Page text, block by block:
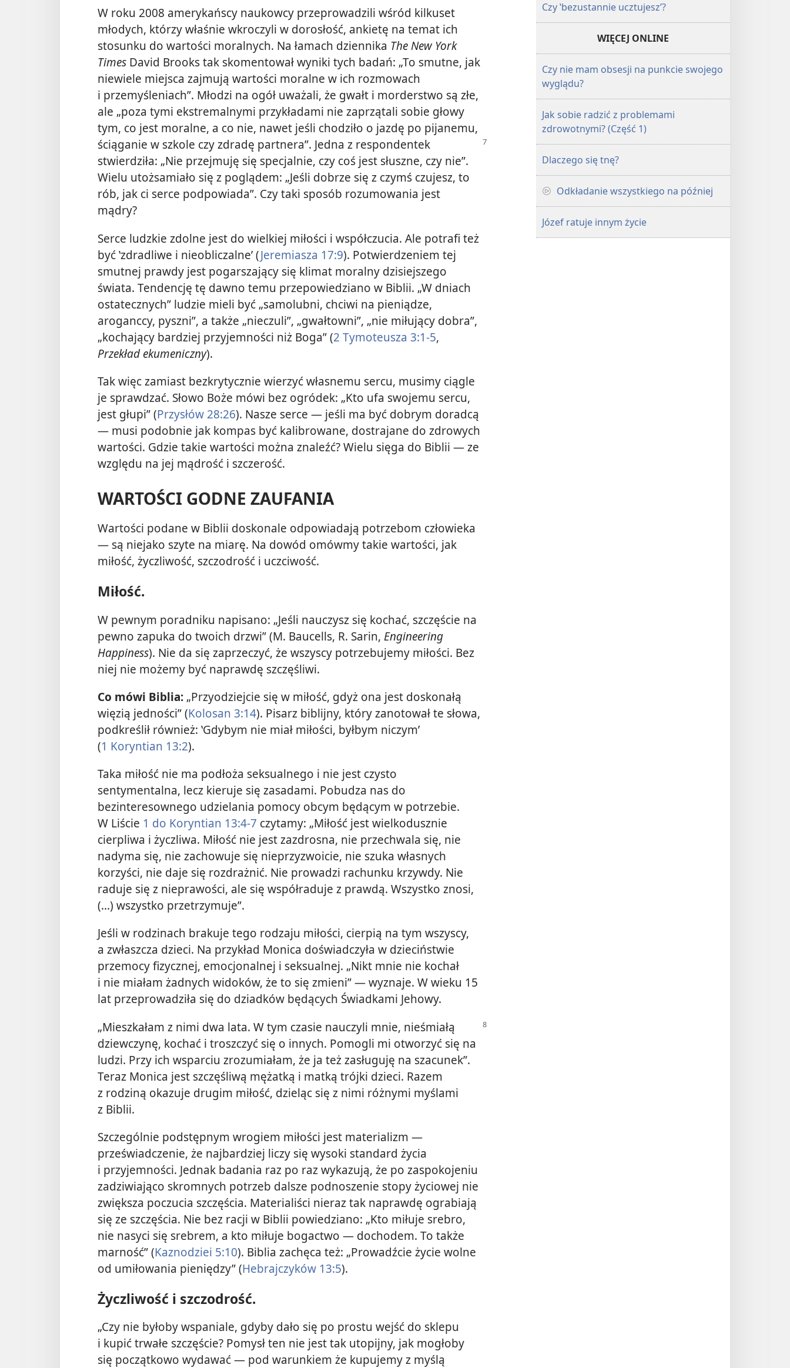
W roku 2008 amerykańscy naukowcy przeprowadzili wśród kilkuset
młodych, którzy właśnie wkroczyli w dorosłość, ankietę na temat ich
stosunku do wartości moralnych. Na łamach dziennika The New York
Times David Brooks tak skomentował wyniki tych badań: „To smutne, jak
niewiele miejsca zajmują wartości moralne w ich rozmowach
i przemyśleniach”. Młodzi na ogół uważali, że gwałt i morderstwo są złe,
ale „poza tymi ekstremalnymi przykładami nie zaprzątali sobie głowy
tym, co jest moralne, a co nie, nawet jeśli chodziło o jazdę po pijanemu,
ściąganie w szkole czy zdradę partnera”. Jedna z respondentek
stwierdziła: „Nie przejmuję się specjalnie, czy coś jest słuszne, czy nie”.
Wielu utożsamiało się z poglądem: „Jeśli dobrze się z czymś czujesz, to
rób, jak ci serce podpowiada”. Czy taki sposób rozumowania jest
mądry?
Serce ludzkie zdolne jest do wielkiej miłości i współczucia. Ale potrafi też
być ‛zdradliwe i nieobliczalne’ (Jeremiasza 17:9). Potwierdzeniem tej
smutnej prawdy jest pogarszający się klimat moralny dzisiejszego
świata. Tendencję tę dawno temu przepowiedziano w Biblii. „W dniach
ostatecznych” ludzie mieli być „samolubni, chciwi na pieniądze,
aroganccy, pyszni”, a także „nieczuli”, „gwałtowni”, „nie miłujący dobra”,
„kochający bardziej przyjemności niż Boga” (2 Tymoteusza 3:1-5,
Przekład ekumeniczny).
Tak więc zamiast bezkrytycznie wierzyć własnemu sercu, musimy ciągle
je sprawdzać. Słowo Boże mówi bez ogródek: „Kto ufa swojemu sercu,
jest głupi” (Przysłów 28:26). Nasze serce — jeśli ma być dobrym doradcą
— musi podobnie jak kompas być kalibrowane, dostrajane do zdrowych
wartości. Gdzie takie wartości można znaleźć? Wielu sięga do Biblii — ze
względu na jej mądrość i szczerość.
WARTOŚCI GODNE ZAUFANIA
Wartości podane w Biblii doskonale odpowiadają potrzebom człowieka
— są niejako szyte na miarę. Na dowód omówmy takie wartości, jak
miłość, życzliwość, szczodrość i uczciwość.
Miłość.
W pewnym poradniku napisano: „Jeśli nauczysz się kochać, szczęście na
pewno zapuka do twoich drzwi” (M. Baucells, R. Sarin, Engineering
Happiness). Nie da się zaprzeczyć, że wszyscy potrzebujemy miłości. Bez
niej nie możemy być naprawdę szczęśliwi.
Co mówi Biblia: „Przyodziejcie się w miłość, gdyż ona jest doskonałą
więzią jedności” (Kolosan 3:14). Pisarz biblijny, który zanotował te słowa,
podkreślił również: ‛Gdybym nie miał miłości, byłbym niczym’
(1 Koryntian 13:2).
Taka miłość nie ma podłoża seksualnego i nie jest czysto
sentymentalna, lecz kieruje się zasadami. Pobudza nas do
bezinteresownego udzielania pomocy obcym będącym w potrzebie.
W Liście 1 do Koryntian 13:4-7 czytamy: „Miłość jest wielkodusznie
cierpliwa i życzliwa. Miłość nie jest zazdrosna, nie przechwala się, nie
nadyma się, nie zachowuje się nieprzyzwoicie, nie szuka własnych
korzyści, nie daje się rozdrażnić. Nie prowadzi rachunku krzywdy. Nie
raduje się z nieprawości, ale się współraduje z prawdą. Wszystko znosi,
(...) wszystko przetrzymuje”.
Jeśli w rodzinach brakuje tego rodzaju miłości, cierpią na tym wszyscy,
a zwłaszcza dzieci. Na przykład Monica doświadczyła w dzieciństwie
przemocy fizycznej, emocjonalnej i seksualnej. „Nikt mnie nie kochał
i nie miałam żadnych widoków, że to się zmieni” — wyznaje. W wieku 15
lat przeprowadziła się do dziadków będących Świadkami Jehowy.
„Mieszkałam z nimi dwa lata. W tym czasie nauczyli mnie, nieśmiałą
dziewczynę, kochać i troszczyć się o innych. Pomogli mi otworzyć się na
ludzi. Przy ich wsparciu zrozumiałam, że ja też zasługuję na szacunek”.
Teraz Monica jest szczęśliwą mężatką i matką trójki dzieci. Razem
z rodziną okazuje drugim miłość, dzieląc się z nimi różnymi myślami
z Biblii.
Szczególnie podstępnym wrogiem miłości jest materializm —
przeświadczenie, że najbardziej liczy się wysoki standard życia
i przyjemności. Jednak badania raz po raz wykazują, że po zaspokojeniu
zadziwiająco skromnych potrzeb dalsze podnoszenie stopy życiowej nie
zwiększa poczucia szczęścia. Materialiści nieraz tak naprawdę ograbiają
się ze szczęścia. Nie bez racji w Biblii powiedziano: „Kto miłuje srebro,
nie nasyci się srebrem, a kto miłuje bogactwo — dochodem. To także
marność” (Kaznodziei 5:10). Biblia zachęca też: „Prowadźcie życie wolne
od umiłowania pieniędzy” (Hebrajczyków 13:5).
Życzliwość i szczodrość.
„Czy nie byłoby wspaniale, gdyby dało się po prostu wejść do sklepu
i kupić trwałe szczęście? Pomysł ten nie jest tak utopijny, jak mogłoby
się początkowo wydawać — pod warunkiem że kupujemy z myślą
Czy ‛bezustannie ucztujesz’?
WIĘCEJ ONLINE
Czy nie mam obsesji na punkcie swojego
wyglądu?
Jak sobie radzić z problemami
zdrowotnymi? (Część 1)
Dlaczego się tnę?
Odkładanie wszystkiego na później
Józef ratuje innym życie